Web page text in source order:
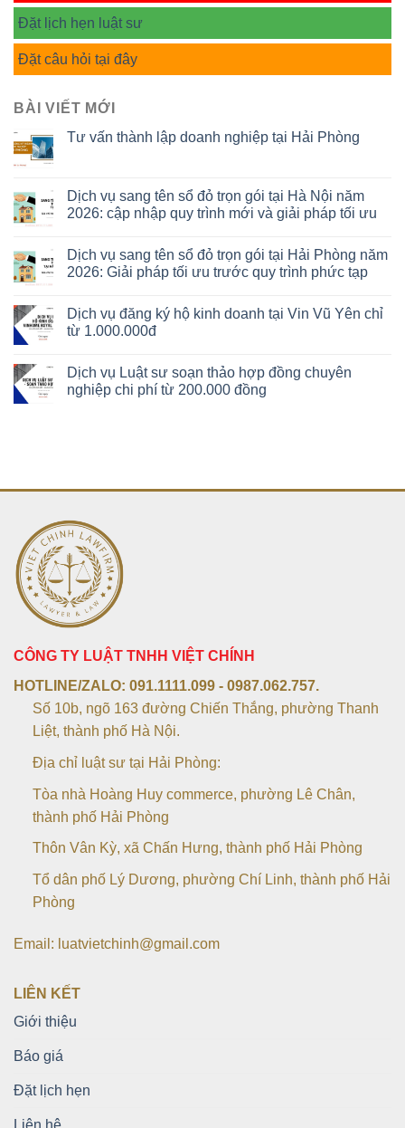
Đặt lịch hẹn luật sư
Đặt câu hỏi tại đây
BÀI VIẾT MỚI
Tư vấn thành lập doanh nghiệp tại Hải Phòng
Dịch vụ sang tên sổ đỏ trọn gói tại Hà Nội năm
2026: cập nhập quy trình mới và giải pháp tối ưu
Dịch vụ sang tên sổ đỏ trọn gói tại Hải Phòng năm
2026: Giải pháp tối ưu trước quy trình phức tạp
Dịch vụ đăng ký hộ kinh doanh tại Vin Vũ Yên chỉ
từ 1.000.000đ
Dịch vụ Luật sư soạn thảo hợp đồng chuyên
nghiệp chi phí từ 200.000 đồng
CÔNG TY LUẬT TNHH VIỆT CHÍNH
HOTLINE/ZALO: 091.1111.099 - 0987.062.757.
Số 10b, ngõ 163 đường Chiến Thắng, phường Thanh
Liệt, thành phố Hà Nội.
Địa chỉ luật sư tại Hải Phòng:
Tòa nhà Hoàng Huy commerce, phường Lê Chân,
thành phố Hải Phòng
Thôn Vân Kỳ, xã Chấn Hưng, thành phố Hải Phòng
Tổ dân phố Lý Dương, phường Chí Linh, thành phố Hải
Phòng
Email: luatvietchinh@gmail.com
LIÊN KẾT
Giới thiệu
Báo giá
Đặt lịch hẹn
Liên hệ